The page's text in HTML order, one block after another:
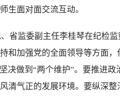
生面对面交流互动。
省监委副主任李桂琴在纪检
和加强党的全面领导等方面
决做到“两个维护”。要推进
清气正的发展环境。要纵深